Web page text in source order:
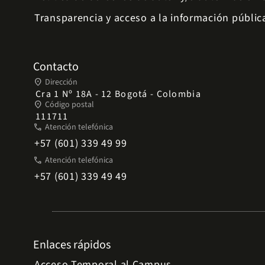
Transparencia y acceso a la información
Contacto
place Dirección
Cra 1 Nº 18A - 12 Bogotá - Colombia
place Código postal
111711
phone Atención telefónica
+57 (601) 339 49 99
phone Atención telefónica
+57 (601) 339 49 49
Enlaces rápidos